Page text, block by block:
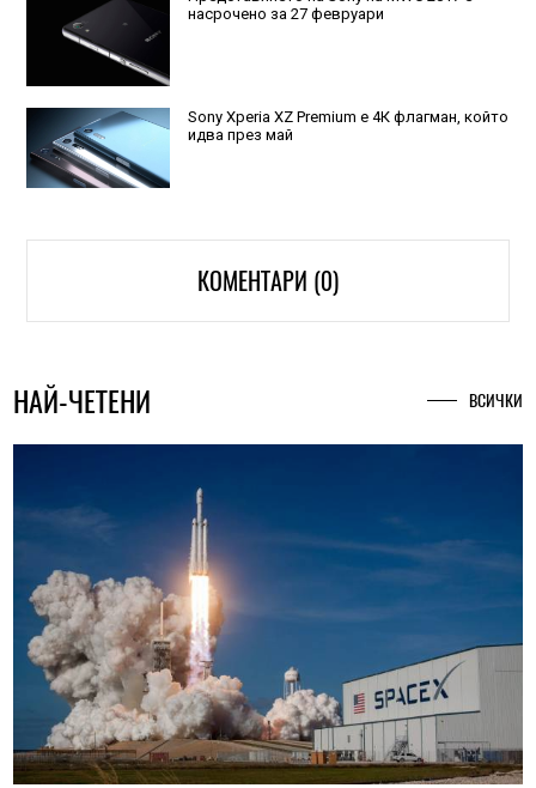
насрочено за 27 февруари
Sony Xperia XZ Premium е 4К флагман, който
идва през май
КОМЕНТАРИ (0)
НАЙ-ЧЕТЕНИ ВСИЧКИ